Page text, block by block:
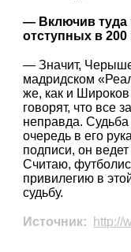
— Включив туда
отступных в
— Значит,
мадридском
же, как и
говорят, что все
неправда.
очередь в его
подписи, он
Считаю,
привилегию в
судьбу.
Источник: http://